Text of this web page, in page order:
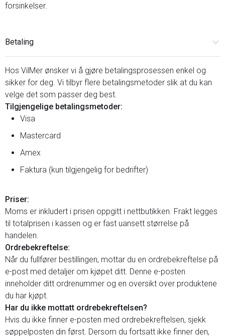
forsinkelser.
Betaling
Hos VilMer ønsker vi å gjøre betalingsprosessen enkel og
sikker for deg. Vi tilbyr flere betalingsmetoder slik at du kan
velge det som passer deg best.
Tilgjengelige betalingsmetoder:
Visa
Mastercard
Amex
Faktura (kun tilgjengelig for bedrifter)
Priser:
Moms er inkludert i prisen oppgitt i nettbutikken. Frakt legges
til totalprisen i kassen og er fast uansett størrelse på
handelen.
Ordrebekreftelse:
Når du fullfører bestillingen, mottar du en ordrebekreftelse på
e-post med detaljer om kjøpet ditt. Denne e-posten
inneholder ditt ordrenummer og en oversikt over produktene
du har kjøpt.
Har du ikke mottatt ordrebekreftelsen?
Hvis du ikke finner e-posten med ordrebekreftelsen, sjekk
søppelposten din først. Dersom du fortsatt ikke finner den,